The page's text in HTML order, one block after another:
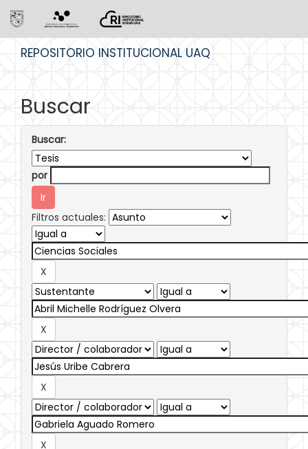
REPOSITORIO INSTITUCIONAL UAQ
Buscar
Buscar:
por
Filtros actuales: